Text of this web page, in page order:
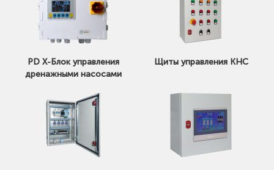
PD X-Блок управления
дренажными насосами
Щиты управления КНС